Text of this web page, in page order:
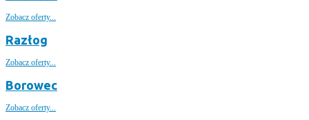
Zobacz oferty...
Razłog
Zobacz oferty...
Borowec
Zobacz oferty...